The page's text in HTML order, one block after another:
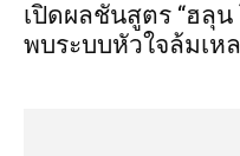
เปิดผลชันสูตร “ฮลุน
พบระบบหัวใจล้มเห